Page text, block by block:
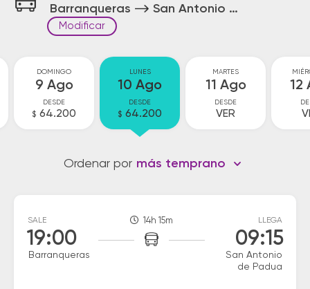
Barranqueras San Antonio de Padua
Modificar
DOMINGO
9 Ago
DESDE
$ 64.200
LUNES
10 Ago
DESDE
$ 64.200
MARTES
11 Ago
DESDE
VER
12
Ordenar por más temprano
SALE
19:00
Barranqueras
14h 15m LLEGA
09:15
San Antonio
de Padua